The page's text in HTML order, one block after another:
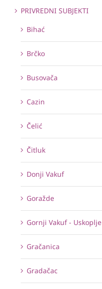
PRIVREDNI SUBJEKTI
Bihać
Brčko
Busovača
Cazin
Čelić
Čitluk
Donji Vakuf
Goražde
Gornji Vakuf - Uskoplje
Gračanica
Gradačac